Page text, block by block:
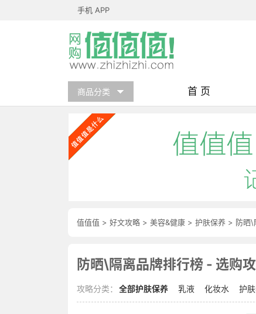
手机 APP
商品分类 首 页
值值值 > 好文攻略 > 美容&健康 > 护肤保养 > 防晒\
防晒\隔离品牌排行榜 - 选购
攻略分类： 全部护肤保养 乳液 化妆水 护